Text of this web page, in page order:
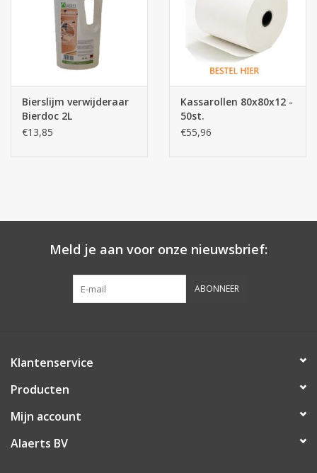
Bierslijm verwijderaar
Bierdoc 2L
€13,85
Kassarollen 80x80x12 -
50st.
€55,96
Meld je aan voor onze nieuwsbrief:
ABONNEER
Klantenservice
Producten
Mijn account
Alaerts BV